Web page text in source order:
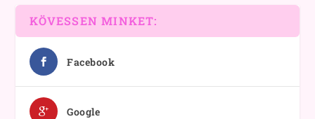
KÖVESSEN MINKET:
Facebook
Google